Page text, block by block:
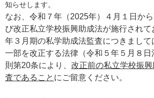
知らせします。
なお、令和７年（2025年）４月１日か
び改正私立学校振興助成法が施行され
年３月期の私学助成法監査につきまし
一部を改正する法律（令和５年５月８
則第20条により、 改正前の私立学校振
査であること にご留意ください。